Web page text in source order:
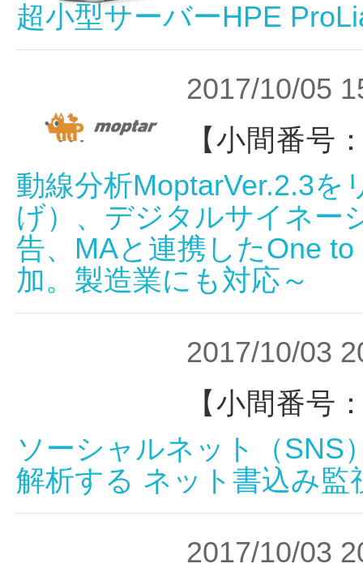
超小型サーバーHPE
2017/10/05
【小間番号
動線分析MoptarVer.2.3
げ）、デジタルサイネー
告、MAと連携したOne
加。製造業にも対応～
2017/10/03
【小間番号
ソーシャルネット（SNS
解析する ネット書込み監
2017/10/03